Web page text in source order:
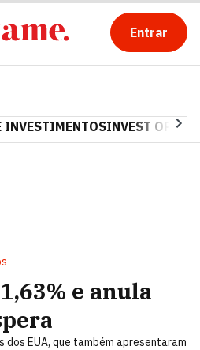
Entrar
INVESTIMENTOSINVEST OPINA
e anula
dos EUA, que também apresentaram